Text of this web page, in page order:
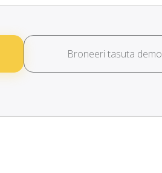
Broneeri tasuta demo